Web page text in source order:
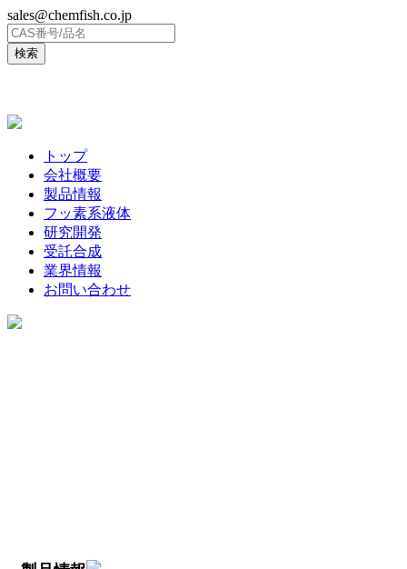
sales@chemfish.co.jp
トップ
会社概要
製品情報
フッ素系液体
研究開発
受託合成
業界情報
お問い合わせ